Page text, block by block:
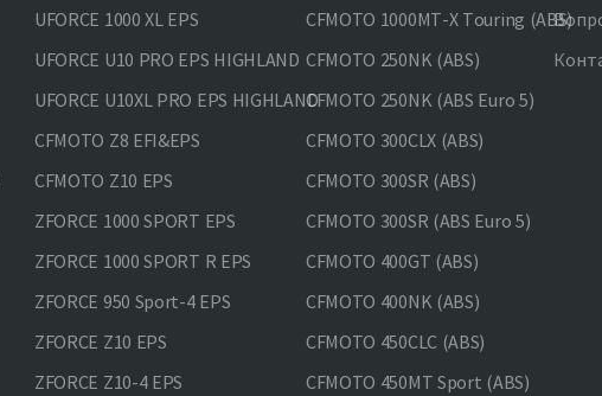
UFORCE 1000 XL EPS
UFORCE U10 PRO EPS HIGHLAND
UFORCE U10XL PRO EPS HIGHLAND
CFMOTO Z8 EFI&EPS
CFMOTO Z10 EPS
ZFORCE 1000 SPORT EPS
ZFORCE 1000 SPORT R EPS
ZFORCE 950 Sport-4 EPS
ZFORCE Z10 EPS
ZFORCE Z10-4 EPS
CFMOTO 1000MT-X Touring (ABS)
CFMOTO 250NK (ABS)
CFMOTO 250NK (ABS Euro 5)
CFMOTO 300CLX (ABS)
CFMOTO 300SR (ABS)
CFMOTO 300SR (ABS Euro 5)
CFMOTO 400GT (ABS)
CFMOTO 400NK (ABS)
CFMOTO 450CLC (ABS)
CFMOTO 450MT Sport (ABS)